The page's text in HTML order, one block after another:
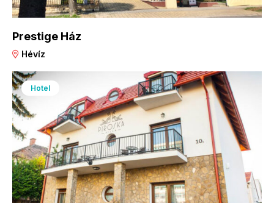
Prestige Ház
Hévíz
Hotel